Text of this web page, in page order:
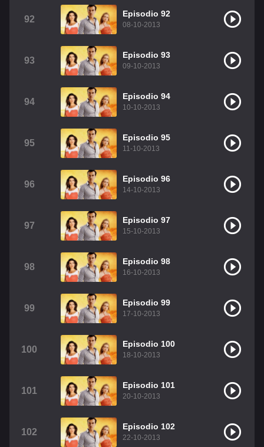
92
Episodio 92
08-10-2013
93
Episodio 93
09-10-2013
94
Episodio 94
10-10-2013
95
Episodio 95
11-10-2013
96
Episodio 96
14-10-2013
97
Episodio 97
15-10-2013
98
Episodio 98
16-10-2013
99
Episodio 99
17-10-2013
100
Episodio 100
18-10-2013
101
Episodio 101
20-10-2013
102
Episodio 102
22-10-2013